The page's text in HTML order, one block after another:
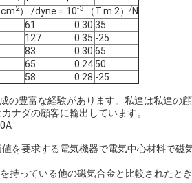
2） /dyne = 10-3 （T.m 2） /N
61 0.30 35
127 0.35 -25
83 0.30 65
65 0.24 50
58 0.28 -25
の豊富な経験があります。私達は私達の
ナダの顧客に輸出しています。
を要求する電気機器で電気中心材料で磁
持っている他の磁気合金と比較されたと